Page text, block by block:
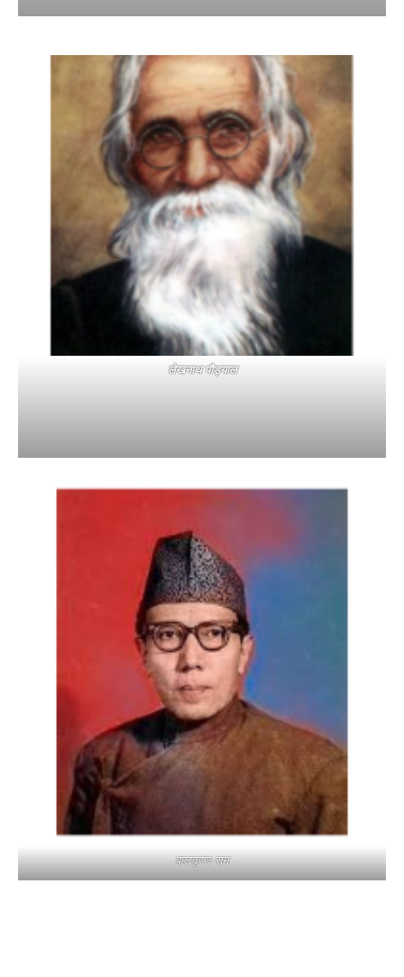
लेखनाथ पौड्याल
बालकृष्ण-सम